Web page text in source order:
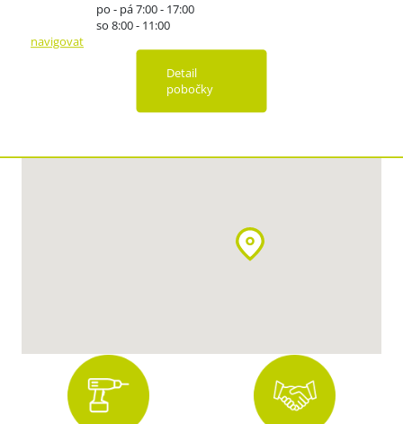
po - pá 7:00 - 17:00
so 8:00 - 11:00
navigovat
Detail
pobočky